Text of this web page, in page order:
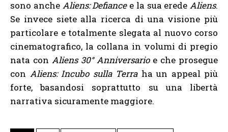
sono anche Aliens: Defiancee la sua erede Aliens.
Se invece siete alla ricerca di una visione più
particolare e totalmente slegata al nuovo corso
cinematografico, la collana in volumi di pregio
nata con Aliens 30° Anniversarioe che prosegue
con Aliens: Incubo sulla Terraha un appeal più
forte, basandosi soprattutto su una libertà
narrativa sicuramente maggiore.